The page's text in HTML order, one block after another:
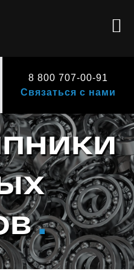
8 800 707-00-91
Связаться с нами
.